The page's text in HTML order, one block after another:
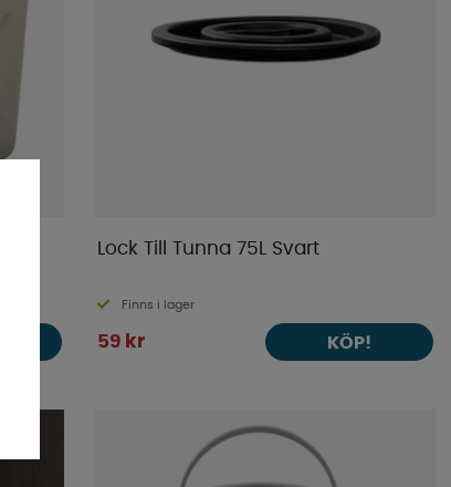
Lock Till Tunna 75L Svart
Finns i lager
59 kr KÖP!